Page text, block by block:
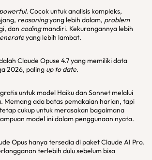
powerful. Cocok untuk analisis kompleks,
reasoningyang lebih dalam, problem
dan codingmandiri. Kekurangannya lebih
yang lebih lambat.
Claude Opuse 4.7 yang memiliki data
2026, paling up to date.
untuk model Haiku dan Sonnet melalui
Memang ada batas pemakaian harian, tapi
cukup untuk merasakan bagaimana
model ini dalam penggunaan nyata.
Opus hanya tersedia di paket Claude AI Pro.
terlebih dulu sebelum bisa